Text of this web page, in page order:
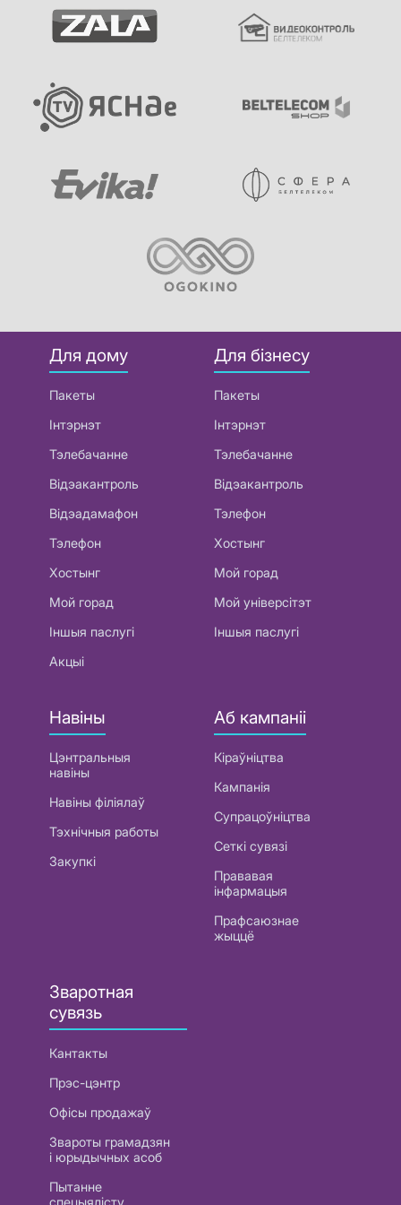
Для дому
Пакеты
Інтэрнэт
Тэлебачанне
Відэакантроль
Відэадамафон
Тэлефон
Хостынг
Мой горад
Іншыя паслугі
Акцыі
Для бізнесу
Пакеты
Інтэрнэт
Тэлебачанне
Відэакантроль
Тэлефон
Хостынг
Мой горад
Мой універсітэт
Іншыя паслугі
Навіны
Цэнтральныя
навіны
Навіны філіялаў
Тэхнічныя работы
Закупкі
Аб кампаніі
Кіраўніцтва
Кампанія
Супрацоўніцтва
Сеткі сувязі
Прававая
інфармацыя
Прафсаюзнае
жыццё
Зваротная
сувязь
Кантакты
Прэс-цэнтр
Офісы продажаў
Звароты грамадзян
і юрыдычных асоб
Пытанне
спецыялісту